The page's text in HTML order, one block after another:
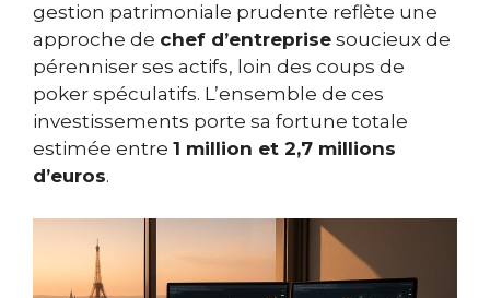
gestion patrimoniale prudente reflète une
approche de chef d’entreprise soucieux de
pérenniser ses actifs, loin des coups de
poker spéculatifs. L’ensemble de ces
investissements porte sa fortune totale
estimée entre 1 million et 2,7 millions
d’euros.